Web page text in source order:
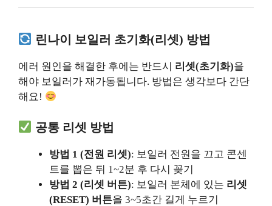
린나이 보일러 초기화(리셋) 방법
에러 원인을 해결한 후에는 반드시 리셋(초기화)을
해야 보일러가 재가동됩니다. 방법은 생각보다 간단
해요!
공통 리셋 방법
방법 1 (전원 리셋): 보일러 전원을 끄고 콘센
트를 뽑은 뒤 1~2분 후 다시 꽂기
방법 2 (리셋 버튼): 보일러 본체에 있는 리셋
(RESET) 버튼을 3~5초간 길게 누르기